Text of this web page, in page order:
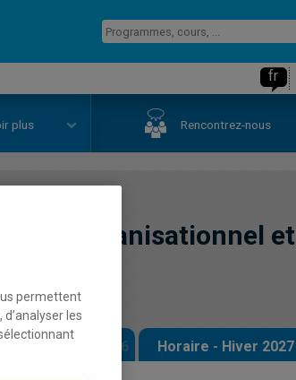
fr
plus Rencontrez-nous
organisationnel et
- Automne 2026 Horaire - Hiver 2027
permettent
les